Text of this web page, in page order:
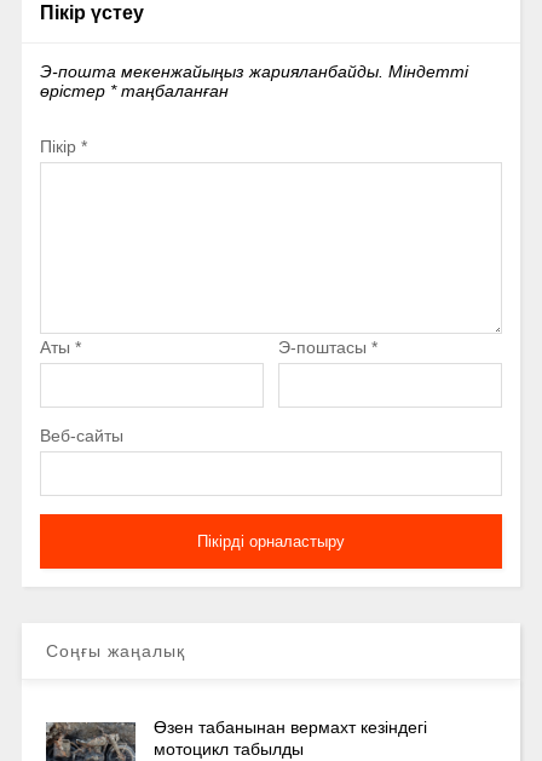
Пікір үстеу
Э-пошта мекенжайыңыз жарияланбайды. Міндетті
өрістер *таңбаланған
Пікір *
Аты * Э-поштасы *
Веб-сайты
Соңғы жаңалық
Өзен табанынан вермахт кезіндегі
мотоцикл табылды